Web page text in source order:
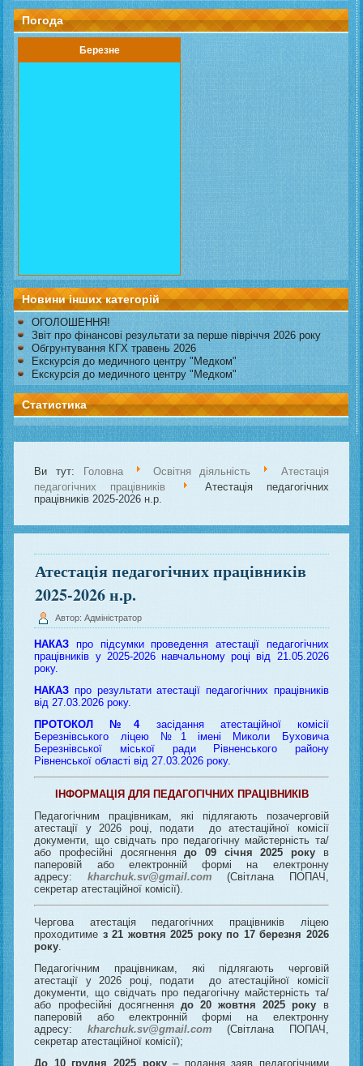
Погода
Березне
Новини інших категорій
ОГОЛОШЕННЯ!
Звіт про фінансові результати за перше півріччя 2026 року
Обгрунтування КГХ травень 2026
Екскурсія до медичного центру "Медком"
Екскурсія до медичного центру "Медком"
Статистика
Ви тут: Головна Освітня діяльність
Атестація
педагогічних працівників
Атестація педагогічних
працівників 2025-2026 н.р.
Атестація педагогічних працівників
2025-2026 н.р.
Автор: Адміністратор
НАКАЗпро підсумки проведення атестації педагогічних
працівників у 2025-2026 навчальному році від 21.05.2026
року.
НАКАЗпро результати атестації педагогічних працівників
від 27.03.2026 року.
ПРОТОКОЛ №4засідання атестаційної комісії
Березнівського ліцею №1 імені Миколи Буховича
Березнівської міської ради Рівненського району
Рівненської області від 27.03.2026 року.
ІНФОРМАЦІЯ ДЛЯ ПЕДАГОГІЧНИХ ПРАЦІВНИКІВ
Педагогічним працівникам, які підлягають позачерговій
атестації у 2026 році, подати до атестаційної комісії
документи, що свідчать про педагогічну майстерність та/
або професійні досягненнядо 09 січня 2025 рокув
паперовій або електронній формі на електронну
адресу: kharchuk.sv@gmail.com (Світлана ПОПАЧ,
секретар атестаційної комісії).
Чергова атестація педагогічних працівників ліцею
проходитиме з 21 жовтня 2025 року по 17 березня 2026
року.
Педагогічним працівникам, які підлягають черговій
атестації у 2026 році, подати до атестаційної комісії
документи, що свідчать про педагогічну майстерність та/
або професійні досягнення до 20 жовтня 2025 року в
паперовій або електронній формі на електронну
адресу: kharchuk.sv@gmail.com (Світлана ПОПАЧ,
секретар атестаційної комісії);
До 10 грудня 2025 року– подання заяв педагогічними